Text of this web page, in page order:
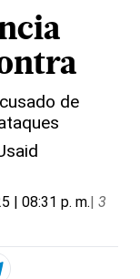
de
| 08:31 p. m.| 3